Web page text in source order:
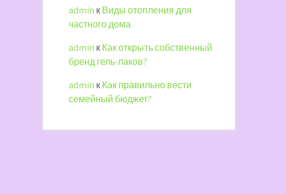
admin кВиды отопления для
частного дома
admin кКак открыть собственный
бренд гель-лаков?
admin кКак правильно вести
семейный бюджет?